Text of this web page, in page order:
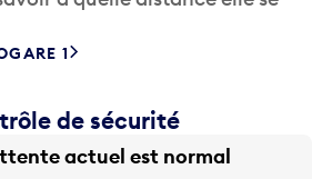
1
actuel est normal